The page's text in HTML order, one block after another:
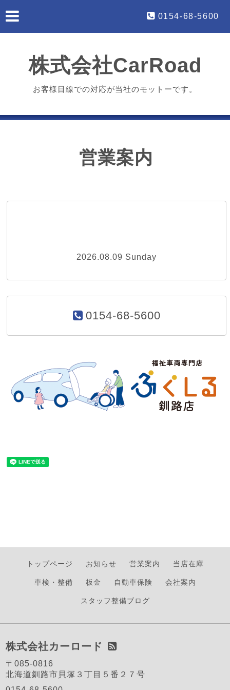
0154-68-5600
株式会社CarRoad
お客様目線での対応が当社のモットーです。
営業案内
2026.08.09 Sunday
0154-68-5600
トップページ お知らせ 営業案内 当店在庫
車検・整備 板金 自動車保険 会社案内
スタッフ整備ブログ
株式会社カーロード
〒085-0816
北海道釧路市貝塚３丁目５番２７号